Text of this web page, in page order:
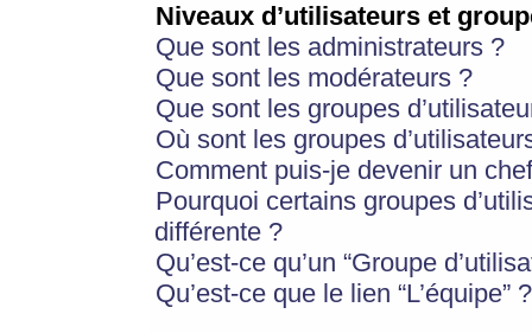
Niveaux d’utilisateurs et
Que sont les administrateurs ?
Que sont les modérateurs ?
Que sont les groupes
Où sont les groupes
Comment puis-je devenir un
Pourquoi certains groupes
différente ?
Qu’est-ce qu’un “Groupe
Qu’est-ce que le lien “L’équipe” ?